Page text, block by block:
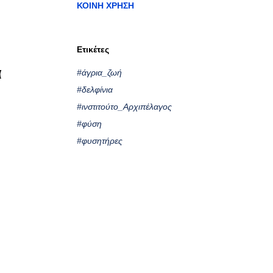
ΚΟΙΝΉ ΧΡΉΣΗ
Ετικέτες
#άγρια_ζωή
#δελφίνια
#ινστιτούτο_Αρχιπέλαγος
#φύση
#φυσητήρες